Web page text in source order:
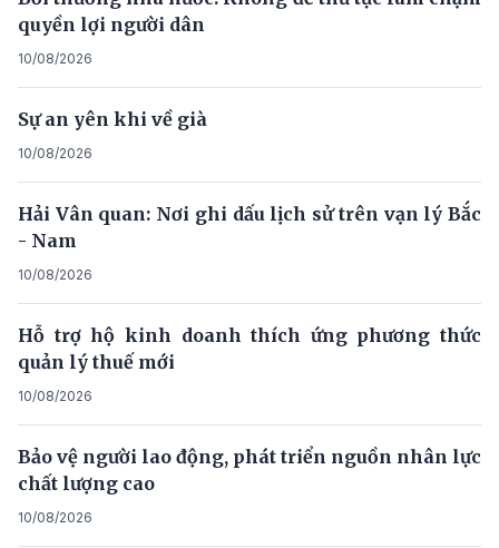
quyền lợi người dân
10/08/2026
Sự an yên khi về già
10/08/2026
Hải Vân quan: Nơi ghi dấu lịch sử trên vạn lý Bắc
- Nam
10/08/2026
Hỗ trợ hộ kinh doanh thích ứng phương thức
quản lý thuế mới
10/08/2026
Bảo vệ người lao động, phát triển nguồn nhân lực
chất lượng cao
10/08/2026